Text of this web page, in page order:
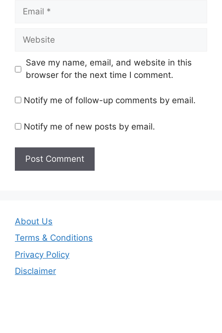
Email
Website
Save my name, email, and website in this
browser for the next time I comment.
Notify me of follow-up comments by email.
Notify me of new posts by email.
About Us
Terms & Conditions
Privacy Policy
Disclaimer